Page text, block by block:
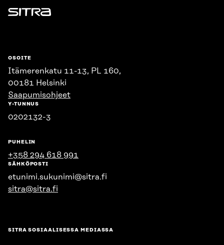
Sitra
OSOITE
Itämerenkatu 11-13, PL 160,
00181 Helsinki
Saapumisohjeet
Y-TUNNUS
0202132-3
PUHELIN
+358 294 618 991
SÄHKÖPOSTI
etunimi.sukunimi@sitra.fi
sitra@sitra.fi
SITRA SOSIAALISESSA MEDIASSA